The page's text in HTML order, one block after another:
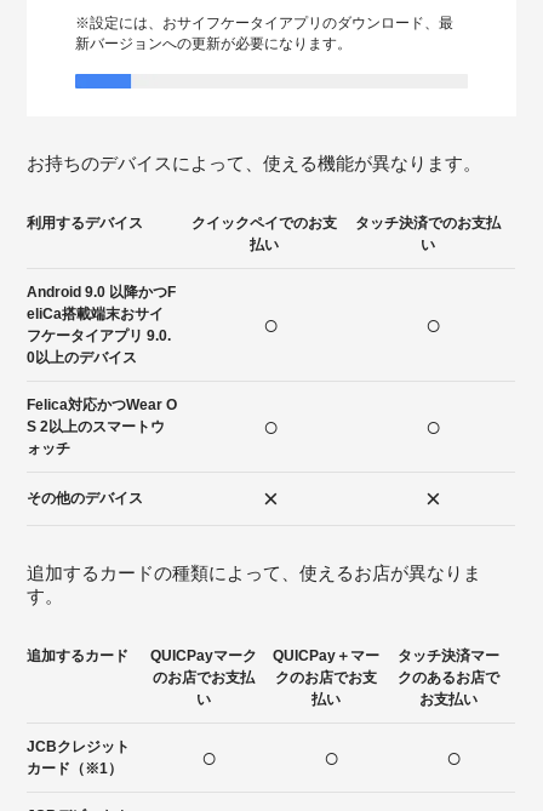
※設定には、おサイフケータイアプリのダウンロード、最
新バージョンへの更新が必要になります。
お持ちのデバイスによって、使える機能が異なります。
利用するデバイス
クイックペイでのお支
払い
タッチ決済でのお支払
い
Android 9.0 以降かつF
eliCa搭載端末おサイ
フケータイアプリ 9.0.
0以上のデバイス
○ ○
Felica対応かつWear O
S 2以上のスマートウ
ォッチ
○ ○
その他のデバイス × ×
追加するカードの種類によって、使えるお店が異なりま
す。
追加するカード
QUICPayマーク
のお店でお支払
い
QUICPay＋マー
クのお店でお支
払い
タッチ決済マー
クのあるお店で
お支払い
JCBクレジット
カード（※1）
○ ○ ○